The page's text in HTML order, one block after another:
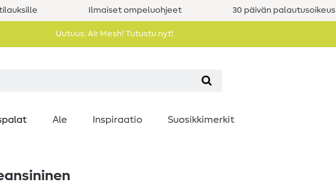
Ilmaiset ompeluohjeet 30 päivän palautusoikeus
Uutuus: Air Mesh! Tutustu nyt!
Ale Inspiraatio Suosikkimerkit